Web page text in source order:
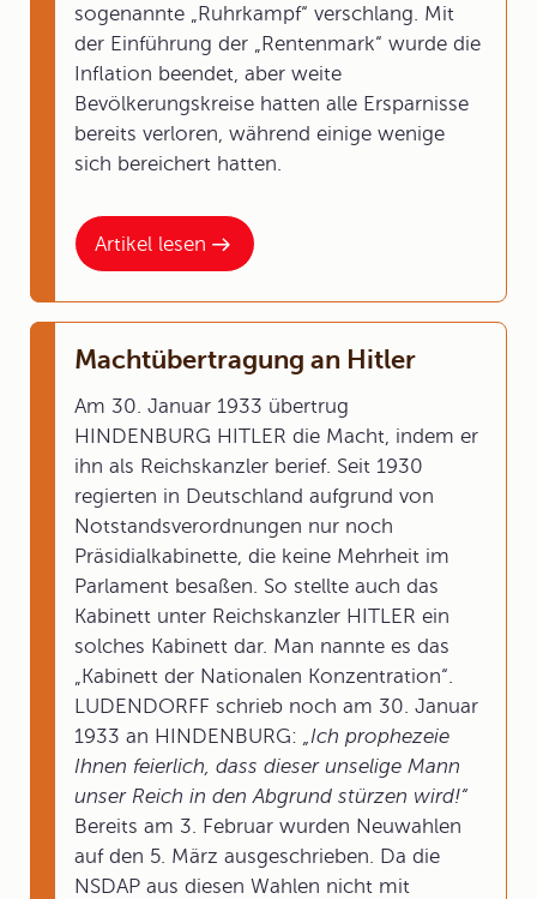
Artikel lesen
sogenannte „Ruhrkampf“ verschlang. Mit
der Einführung der „Rentenmark“ wurde die
Inflation beendet, aber weite
Bevölkerungskreise hatten alle Ersparnisse
bereits verloren, während einige wenige
sich bereichert hatten.
Machtübertragung an Hitler
Am 30. Januar 1933 übertrug
HINDENBURG HITLER die Macht, indem er
ihn als Reichskanzler berief. Seit 1930
regierten in Deutschland aufgrund von
Notstandsverordnungen nur noch
Präsidialkabinette, die keine Mehrheit im
Parlament besaßen. So stellte auch das
Kabinett unter Reichskanzler HITLER ein
solches Kabinett dar. Man nannte es das
„Kabinett der Nationalen Konzentration“.
LUDENDORFF schrieb noch am 30. Januar
1933 an HINDENBURG: „Ich prophezeie
Ihnen feierlich, dass dieser unselige Mann
unser Reich in den Abgrund stürzen wird!“
Bereits am 3. Februar wurden Neuwahlen
auf den 5. März ausgeschrieben. Da die
NSDAP aus diesen Wahlen nicht mit